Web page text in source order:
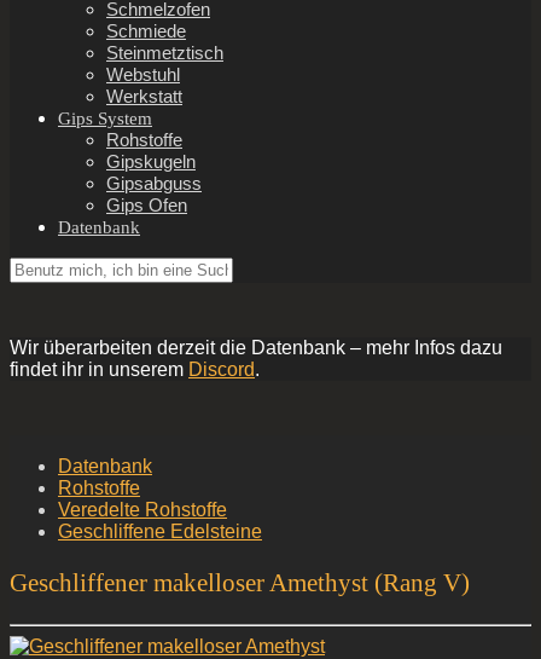
Schmelzofen
Schmiede
Steinmetztisch
Webstuhl
Werkstatt
Gips System
Rohstoffe
Gipskugeln
Gipsabguss
Gips Ofen
Datenbank
Wir überarbeiten derzeit die Datenbank – mehr Infos dazu
findet ihr in unserem Discord.
Datenbank
Rohstoffe
Veredelte Rohstoffe
Geschliffene Edelsteine
Geschliffener makelloser Amethyst (Rang V)